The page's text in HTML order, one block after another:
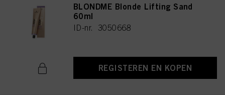
BLONDME Blonde Lifting Sand
60ml
ID-nr. 3050668
REGISTEREN EN KOPEN